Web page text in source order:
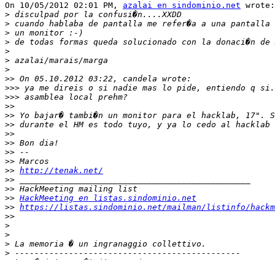
On 10/05/2012 02:01 PM, azalai en sindominio.net wrote:
>
>
>
>
>
>
>
>>
>>>
>>>
>>
>>
>>
>>
>>
>>
>>
>> http://tenak.net/
>>
>>
>> HackMeeting en listas.sindominio.net
>> https://listas.sindominio.net/mailman/listinfo/
>>
>
>
>
>